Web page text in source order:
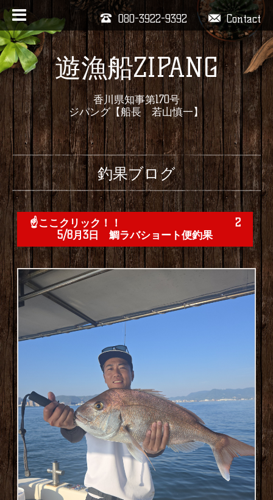
Contact
080-3922-9392
遊漁船ZIPANG
香川県知事第170号
ジパング【船長 若山慎一】
釣果ブログ
☝️ここクリック！！ 2
5/8月3日 鯛ラバショート便釣果